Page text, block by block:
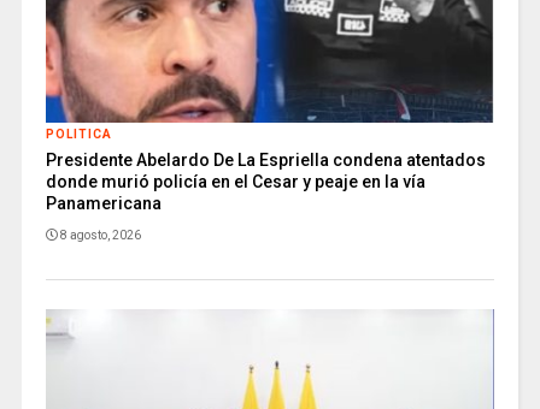
POLITICA
Presidente Abelardo De La Espriella condena atentados
donde murió policía en el Cesar y peaje en la vía
Panamericana
8 agosto, 2026